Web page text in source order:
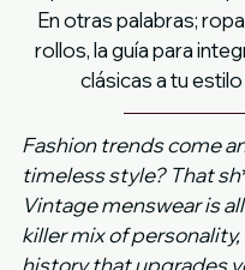
En otras palabras;
rollos, la guía para
clásicas a tu estilo
Fashion trends come
timeless style? That
Vintage menswear is
killer mix of
history that upgrades